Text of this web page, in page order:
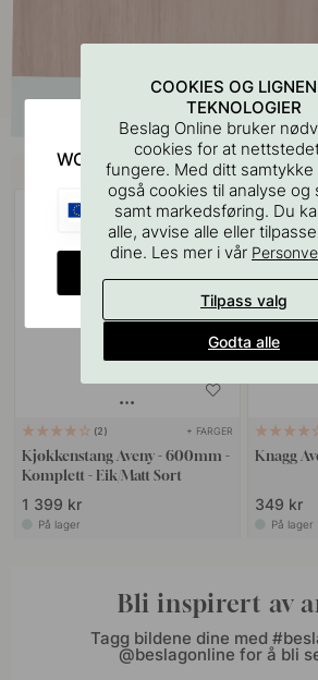
Kjøp sammen
2 + FARGER
Kjøkkenstang Aveny - 600mm -
Komplett - Eik/Matt Sort
1 399 kr
På lager
Knagg
349 kr
På lager
Bli inspirert av
Tagg bildene dine med
@beslagonline for å bli
COOKIES OG
TEKNOLOGIER
Beslag Online bruker
cookies for at
fungere. Med ditt samtykke
også cookies til analyse og
samt markedsføring. Du
alle, avvise alle eller
dine. Les mer i vår
Tilpass valg
Godta alle
WOULD YOU RATHER VISIT?
EU